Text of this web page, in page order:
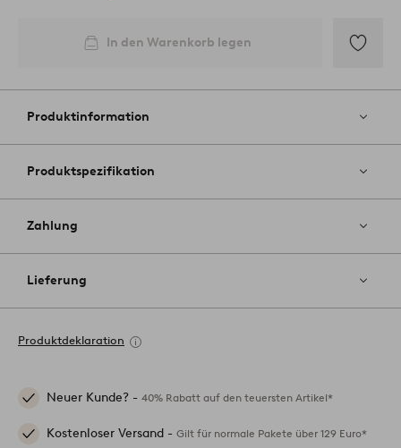
In den Warenkorb legen
Favoriten
Produktinformation
Produktspezifikation
Zahlung
Lieferung
Produktdeklaration
Neuer Kunde? - 40% Rabatt auf den teuersten Artikel*
Kostenloser Versand - Gilt für normale Pakete über 129 Euro*